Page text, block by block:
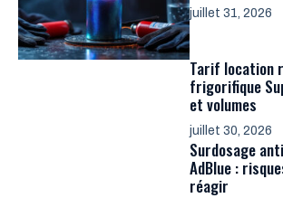
juillet 31, 2026
Tarif location
frigorifique
et volumes
juillet 30, 2026
Surdosage
AdBlue :
réagir